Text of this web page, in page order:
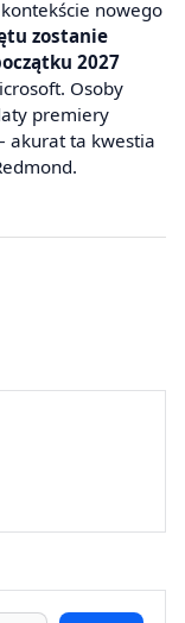
nowego
zostanie
2027
Osoby
premiery
akurat ta kwestia